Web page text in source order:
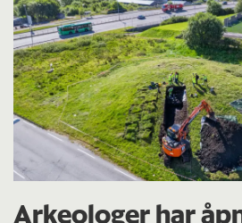
Arkeologer har